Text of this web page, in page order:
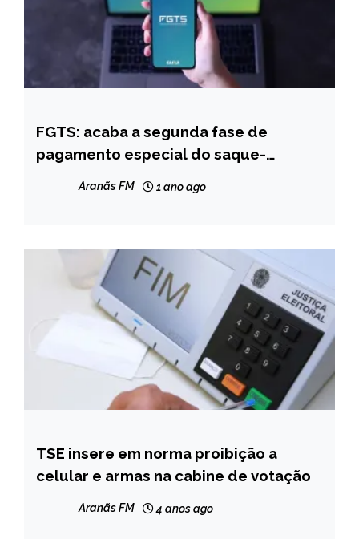
BRASIL
NOTÍCIAS
FGTS: acaba a segunda fase de
pagamento especial do saque-
Aranãs FM 1 ano ago
BRASIL
NOTÍCIAS
TSE insere em norma proibição a
celular e armas na cabine de votação
Aranãs FM 4 anos ago